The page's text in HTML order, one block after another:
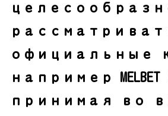
официальные
например MELBET
принимая во